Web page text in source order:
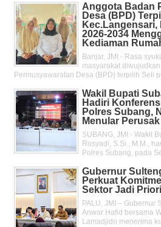
Anggota Badan
Desa (BPD)
2026-2034
Kediaman
Banjar, JMI - Rasa
masyarakat
Permusyawaratan Desa (BPD) terpilih Seli
Wakil Bupati
Hadiri
Polres Subang,
Menular
SUBANG, JMI - Wakil
Rosyadi, S.Si., M.M.,
Polres Subang, pada
Gubernur
Perkuat
Sektor Jadi
PALU, JMI – Gubernur
Anwar Hafid bersama
Lamadjido menerima